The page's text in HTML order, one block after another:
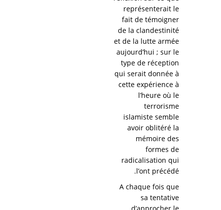
représenterait le
fait de témoigner
de la clandestinité
et de la lutte armée
aujourd’hui ; sur le
type de réception
qui serait donnée à
cette expérience à
l’heure où le
terrorisme
islamiste semble
avoir oblitéré la
mémoire des
formes de
radicalisation qui
l’ont précédé.
A chaque fois que
sa tentative